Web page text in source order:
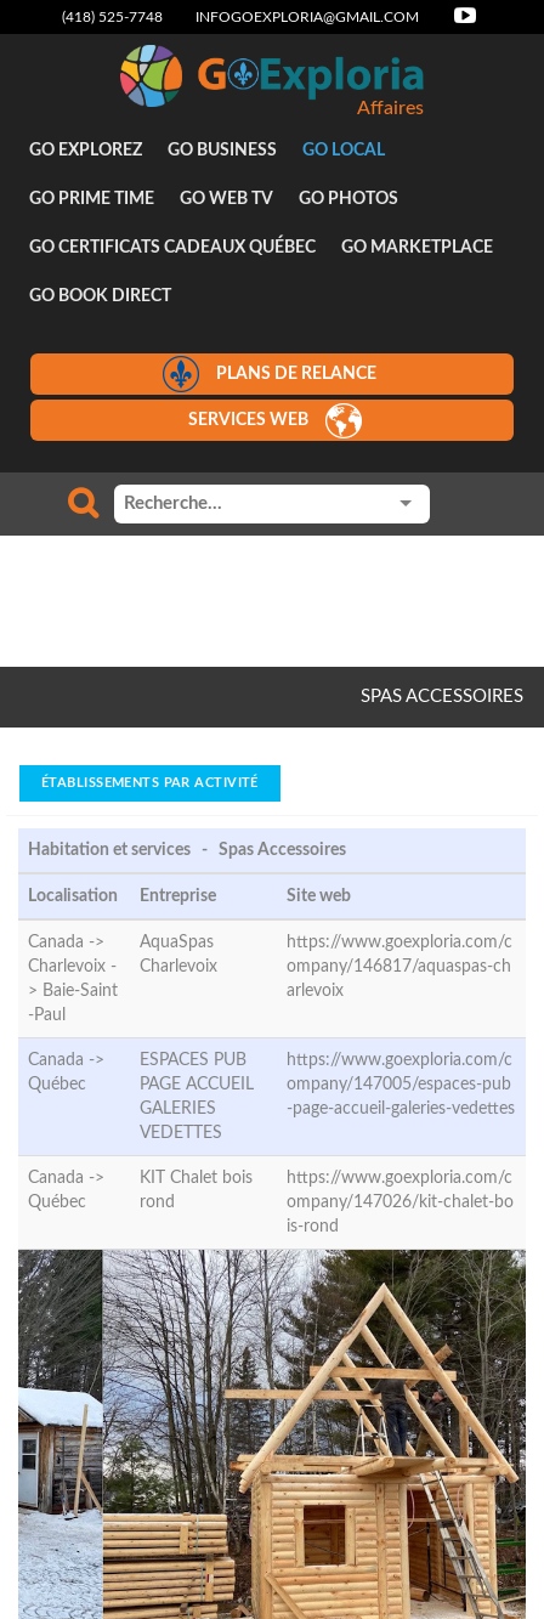
(418) 525-7748 INFOGOEXPLORIA@GMAIL.COM
Affaires
GO EXPLOREZ GO BUSINESS GO LOCAL
GO PRIME TIME GO WEB TV GO PHOTOS
GO CERTIFICATS CADEAUX QUÉBEC GO MARKETPLACE
GO BOOK DIRECT
PLANS DE RELANCE
SERVICES WEB
SPAS ACCESSOIRES
ÉTABLISSEMENTS PAR ACTIVITÉ
Habitation et services - Spas Accessoires
Localisation Entreprise Site web
Canada ->
Charlevoix -
> Baie-Saint
-Paul
AquaSpas
Charlevoix
https://www.goexploria.com/c
ompany/146817/aquaspas-ch
arlevoix
Canada ->
Québec
ESPACES PUB
PAGE ACCUEIL
GALERIES
VEDETTES
https://www.goexploria.com/c
ompany/147005/espaces-pub
-page-accueil-galeries-vedettes
Canada ->
Québec
KIT Chalet bois
rond
https://www.goexploria.com/c
ompany/147026/kit-chalet-bo
is-rond